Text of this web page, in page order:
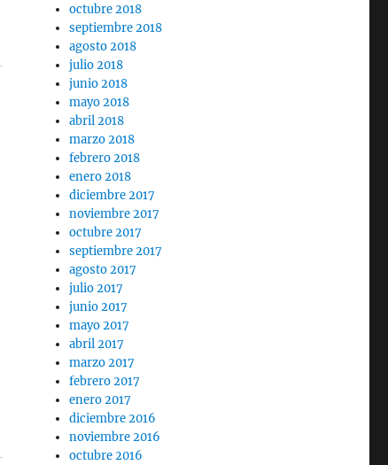
octubre 2018
septiembre 2018
agosto 2018
julio 2018
junio 2018
mayo 2018
abril 2018
marzo 2018
febrero 2018
enero 2018
diciembre 2017
noviembre 2017
octubre 2017
septiembre 2017
agosto 2017
julio 2017
junio 2017
mayo 2017
abril 2017
marzo 2017
febrero 2017
enero 2017
diciembre 2016
noviembre 2016
octubre 2016